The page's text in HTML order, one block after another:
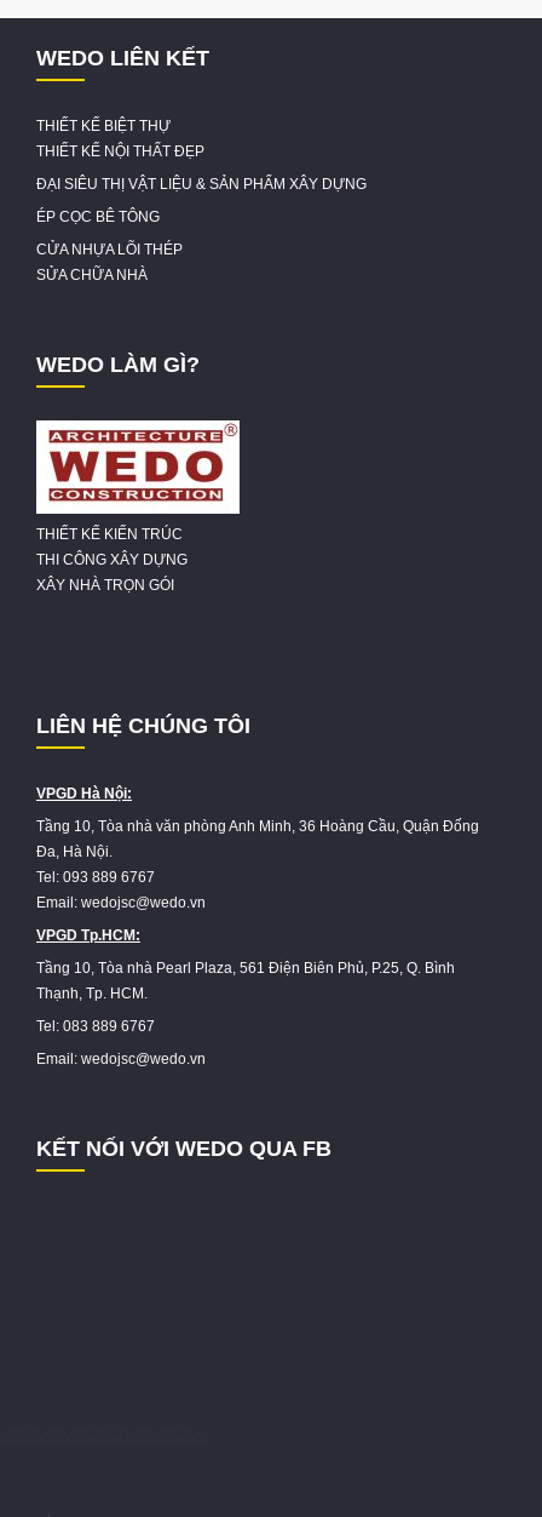
WEDO LIÊN KẾT
THIẾT KẾ BIỆT THỰ
THIẾT KẾ NỘI THẤT ĐẸP
ĐẠI SIÊU THỊ VẬT LIỆU & SẢN PHẨM XÂY DỰNG
ÉP CỌC BÊ TÔNG
CỬA NHỰA LÕI THÉP
SỬA CHỮA NHÀ
WEDO LÀM GÌ?
THIẾT KẾ KIẾN TRÚC
THI CÔNG XÂY DỰNG
XÂY NHÀ TRỌN GÓI
LIÊN HỆ CHÚNG TÔI
VPGD Hà Nội:
Tầng 10, Tòa nhà văn phòng Anh Minh, 36 Hoàng Cầu, Quận Đống
Đa, Hà Nội.
Tel: 093 889 6767
Email: wedojsc@wedo.vn
VPGD Tp.HCM:
Tầng 10, Tòa nhà Pearl Plaza, 561 Điện Biên Phủ, P.25, Q. Bình
Thạnh, Tp. HCM.
Tel: 083 889 6767
Email: wedojsc@wedo.vn
KẾT NỐI VỚI WEDO QUA FB